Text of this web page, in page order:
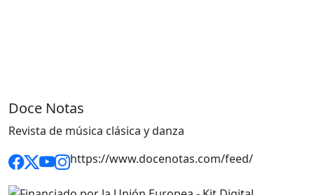
Doce Notas
Revista de música clásica y danza
https://www.docenotas.com/feed/